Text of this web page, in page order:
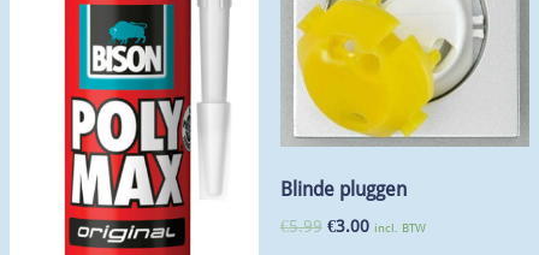
Blinde pluggen
€5.99 €3.00 incl. BTW